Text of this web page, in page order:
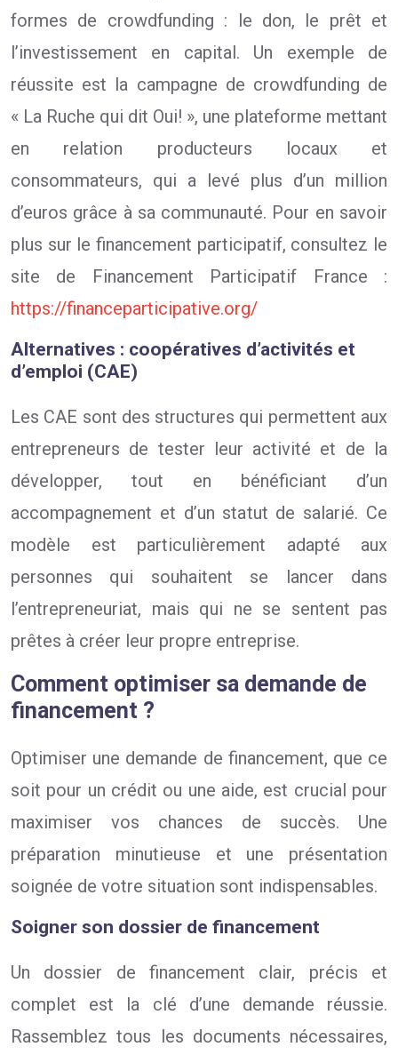
formes de crowdfunding : le don, le prêt et
l’investissement en capital. Un exemple de
réussite est la campagne de crowdfunding de
« La Ruche qui dit Oui! », une plateforme mettant
en relation producteurs locaux et
consommateurs, qui a levé plus d’un million
d’euros grâce à sa communauté. Pour en savoir
plus sur le financement participatif, consultez le
site de Financement Participatif France :
https://financeparticipative.org/
Alternatives : coopératives d’activités et
d’emploi (CAE)
Les CAE sont des structures qui permettent aux
entrepreneurs de tester leur activité et de la
développer, tout en bénéficiant d’un
accompagnement et d’un statut de salarié. Ce
modèle est particulièrement adapté aux
personnes qui souhaitent se lancer dans
l’entrepreneuriat, mais qui ne se sentent pas
prêtes à créer leur propre entreprise.
Comment optimiser sa demande de
financement ?
Optimiser une demande de financement, que ce
soit pour un crédit ou une aide, est crucial pour
maximiser vos chances de succès. Une
préparation minutieuse et une présentation
soignée de votre situation sont indispensables.
Soigner son dossier de financement
Un dossier de financement clair, précis et
complet est la clé d’une demande réussie.
Rassemblez tous les documents nécessaires,